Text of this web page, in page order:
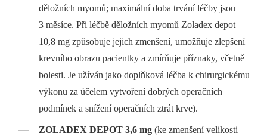
děložních myomů; maximální doba trvání léčby jsou
3 měsíce. Při léčbě děložních myomů Zoladex depot
10,8 mg způsobuje jejich zmenšení, umožňuje zlepšení
krevního obrazu pacientky a zmírňuje příznaky, včetně
bolesti. Je užíván jako doplňková léčba k chirurgickému
výkonu za účelem vytvoření dobrých operačních
podmínek a snížení operačních ztrát krve).
ZOLADEX DEPOT 3,6 mg (ke zmenšení velikosti